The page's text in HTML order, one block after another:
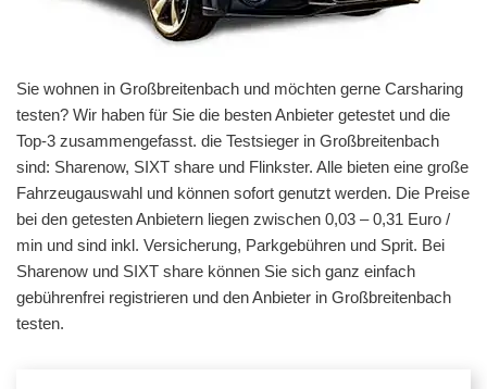
Sie wohnen in Großbreitenbach und möchten gerne Carsharing
testen? Wir haben für Sie die besten Anbieter getestet und die
Top-3 zusammengefasst. die Testsieger in Großbreitenbach
sind: Sharenow, SIXT share und Flinkster. Alle bieten eine große
Fahrzeugauswahl und können sofort genutzt werden. Die Preise
bei den getesten Anbietern liegen zwischen 0,03 – 0,31 Euro /
min und sind inkl. Versicherung, Parkgebühren und Sprit. Bei
Sharenow und SIXT share können Sie sich ganz einfach
gebührenfrei registrieren und den Anbieter in Großbreitenbach
testen.